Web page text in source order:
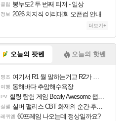
클립 봉누도2 두 번째 티저 - 일상
정보 2026 치지직 이리대회 오픈컵 안내
더보기+
오늘의 팟벤 오늘의 핫벤
명조 여기서 R1 뭘 말하는거고 R2가 뭘말하는걸까요?
여행 동해바다 추암해수욕장
PV 힐링 탐험 게임 Bearly Awesome 챕터 1 트레일러
실팰 실버 팰리스 CBT 화제의 순간·후기 모음
레퀴엠 60프레임 나오는데 정상일까요?